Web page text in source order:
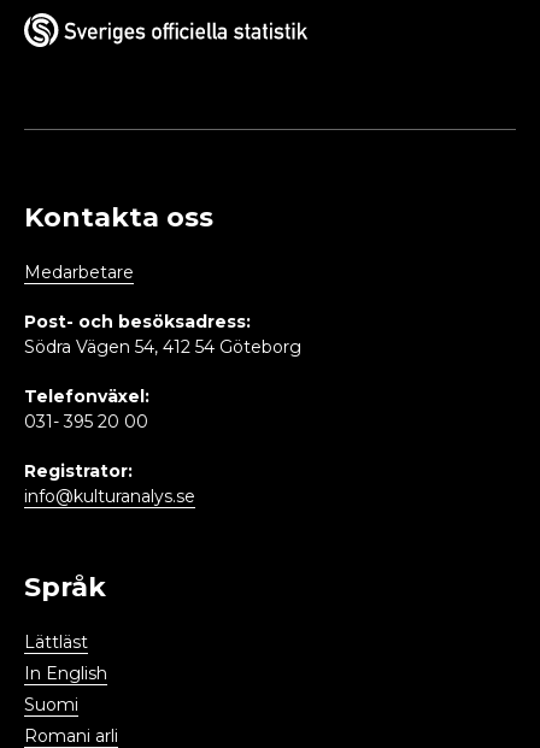
Kontakta oss
Medarbetare
Post- och besöksadress:
Södra Vägen 54, 412 54 Göteborg
Telefonväxel:
031- 395 20 00
Registrator:
info@kulturanalys.se
Språk
Lättläst
In English
Suomi
Romani arli